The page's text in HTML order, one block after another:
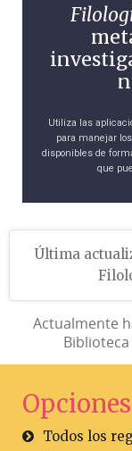
Utiliza las
para manejar
disponibles de
que
Última
Actualmente
Opciones
Todos los